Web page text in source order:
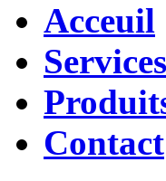
Acceuil
Services
Contact